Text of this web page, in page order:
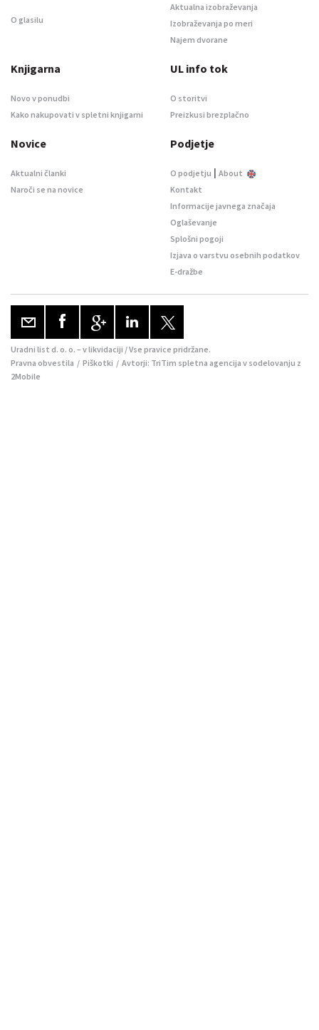
O glasilu
Aktualna izobraževanja
Izobraževanja po meri
Najem dvorane
Knjigarna
Novo v ponudbi
Kako nakupovati v spletni knjigarni
UL info tok
O storitvi
Preizkusi brezplačno
Novice
Aktualni članki
Naroči se na novice
Podjetje
O podjetju | About
Kontakt
Informacije javnega značaja
Oglaševanje
Splošni pogoji
Izjava o varstvu osebnih podatkov
E-dražbe
Uradni list d. o. o. – v likvidaciji / Vse pravice pridržane.
Pravna obvestila / Piškotki / Avtorji: TriTim spletna agencija v sodelovanju z
2Mobile